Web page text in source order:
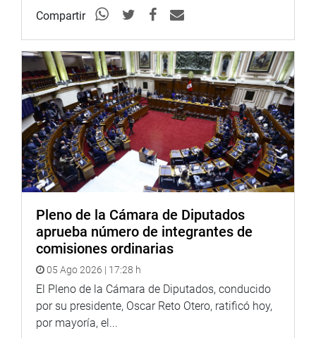
República, para que en una manera de activar la
necesario”, sostuvo.
“Este cierre de brechas es de urgente necesidad”, reclamó
el parlamentario.
Entretanto, Jorge Vásquez Becerra (AP) se refirió al
hospital Antonio Lorena y advirtió que los cusqueños no
permitirán que se pasen 17 meses planificados para la
concreción del nuevo contrato suscrito entre Perú y
Francia, porque ya tiene que concluirse con el
acondicionamiento e implementación del hospital de
contingencia.
OFICINA DE COMUNICACIONES
Compartir
Pleno de la Cámara de Diputados
aprueba número de integrantes de
comisiones ordinarias
05 Ago 2026 | 17:28 h
El Pleno de la Cámara de Diputados, conducido
por su presidente, Oscar Reto Otero, ratificó hoy,
por mayoría, el...